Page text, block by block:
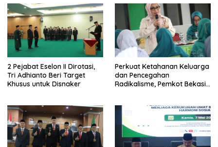
2 Pejabat Eselon II Dirotasi,
Tri Adhianto Beri Target
Khusus untuk Disnaker
Perkuat Ketahanan Keluarga
dan Pencegahan
Radikalisme, Pemkot Bekasi